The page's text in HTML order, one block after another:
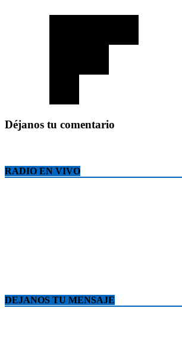
Déjanos tu comentario
RADIO EN VIVO
DEJANOS TU MENSAJE